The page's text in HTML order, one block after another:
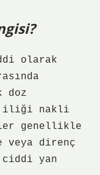
olarak
doz
iliği nakli
genellikle
direnç
yan